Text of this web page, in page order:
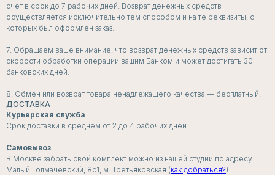
счет в срок до 7 рабочих дней. Возврат денежных средств
осуществляется исключительно тем способом и на те реквизиты, с
которых был оформлен заказ.
7. Обращаем ваше внимание, что возврат денежных средств зависит от
скорости обработки операции вашим Банком и может достигать 30
банковских дней.
8. Обмен или возврат товара ненадлежащего качества — бесплатный.
ДОСТАВКА
Курьерская служба
Срок доставки в среднем от 2 до 4 рабочих дней.
Самовывоз
В Москве забрать свой комплект можно из нашей студии по адресу:
Малый Толмачевский, 8с1, м. Третьяковская (как добраться?)
ПОДПИСЧИКИ
РАССЫЛКИ
ПЕРВЫМИ УЗНАЮТ
о скидках, пресейлах и секретных дропах
Согласие с политикой обработки данных
рекламных сообщений